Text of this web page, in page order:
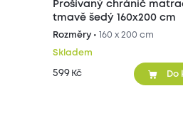
Prošívaný chránič matrace -
tmavě šedý 160x200 cm
Rozměry • 160 x 200 cm
Skladem
599 Kč Do